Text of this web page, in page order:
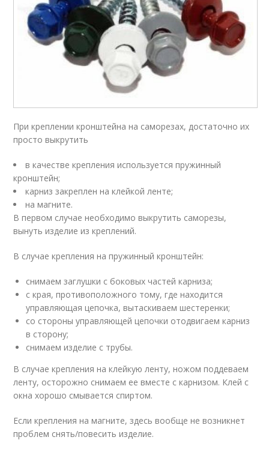
При креплении кронштейна на саморезах, достаточно их
просто выкрутить
в качестве крепления используется пружинный
кронштейн;
карниз закреплен на клейкой ленте;
на магните.
В первом случае необходимо выкрутить саморезы,
вынуть изделие из креплений.
В случае крепления на пружинный кронштейн:
снимаем заглушки с боковых частей карниза;
с края, противоположного тому, где находится
управляющая цепочка, вытаскиваем шестеренки;
со стороны управляющей цепочки отодвигаем карниз
в сторону;
снимаем изделие с трубы.
В случае крепления на клейкую ленту, ножом поддеваем
ленту, осторожно снимаем ее вместе с карнизом. Клей с
окна хорошо смывается спиртом.
Если крепления на магните, здесь вообще не возникнет
проблем снять/повесить изделие.